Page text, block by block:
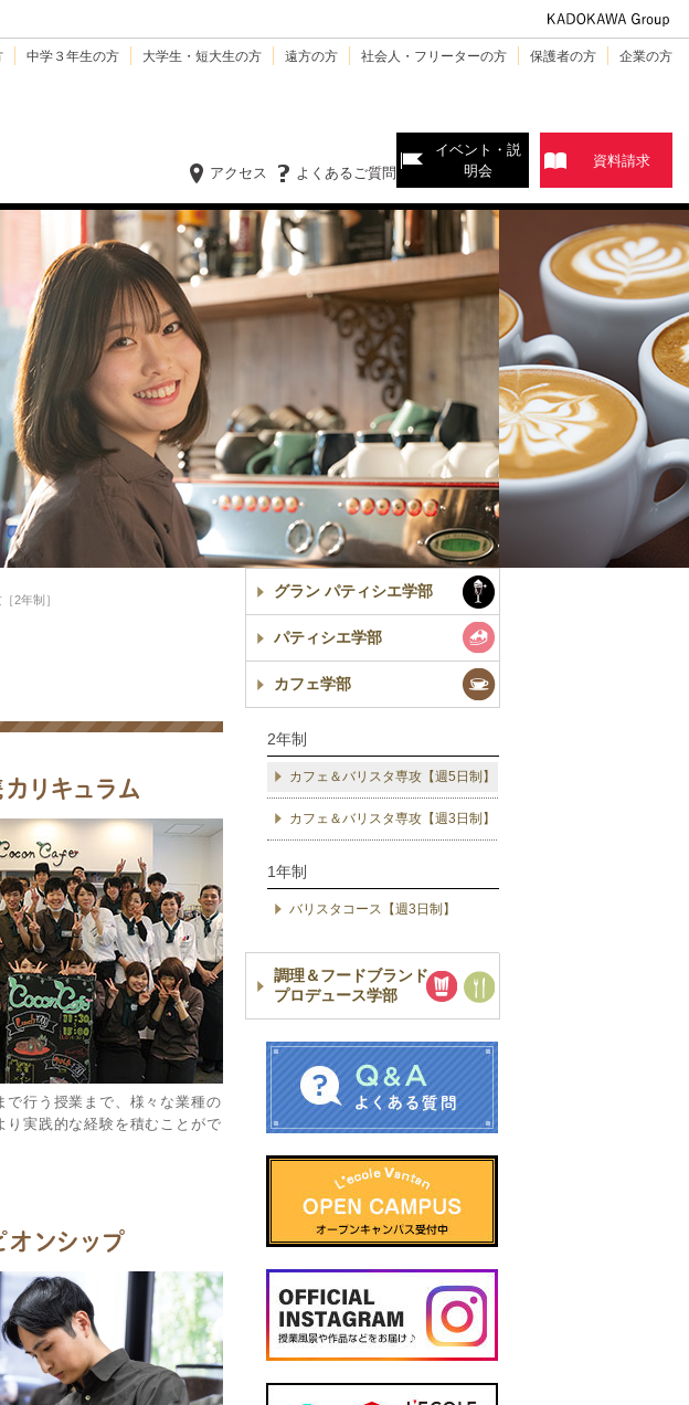
中学３年生の方 大学生・短大生の方 遠方の方 社会人・フリーターの方 保護者の方 企業の方
よくあるご質問
アクセス
イベント・説
明会
資料請求
2年制］
リキュラム
で行う授業まで、様々な業種の
り実践的な経験を積むことがで
オンシップ
グラン パティシエ学部
パティシエ学部
カフェ学部
2年制
カフェ＆バリスタ専攻【週5日制】
カフェ＆バリスタ専攻【週3日制】
1年制
バリスタコース【週3日制】
調理＆フードブランド
プロデュース学部